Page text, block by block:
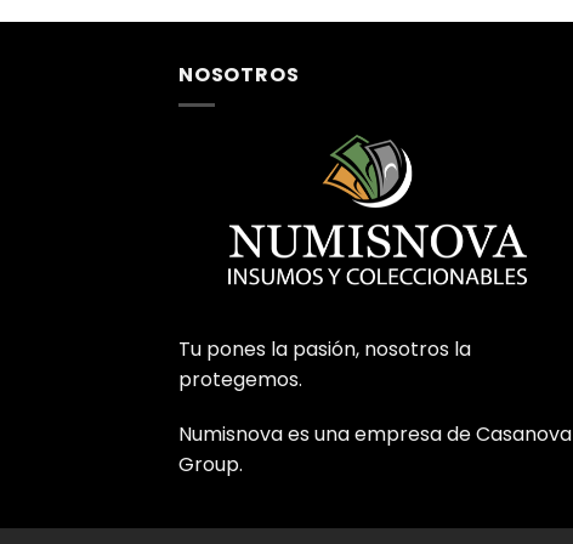
NOSOTROS
Tu pones la pasión, nosotros la
protegemos.
Numisnova es una empresa de Casanova
Group.